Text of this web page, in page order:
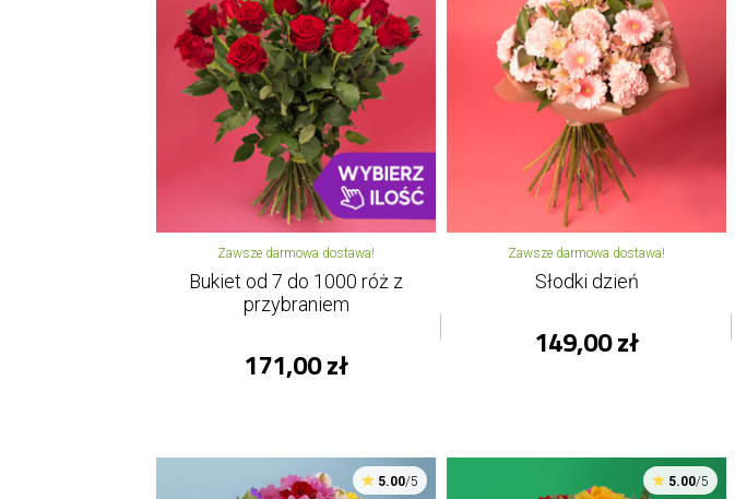
Zawsze darmowa dostawa!
Bukiet od 7 do 1000 róż z
przybraniem
171,00 zł
Zawsze darmowa dostawa!
Słodki dzień
149,00 zł
5.00/5 5.00/5